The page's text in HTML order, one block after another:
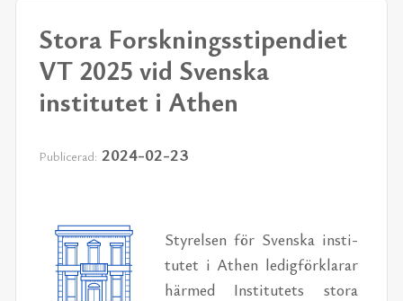
Stora Forskningsstipendiet
VT 2025 vid Svenska
institutet i Athen
Publicerad: 2024-02-23
Sty­rel­sen för Svens­ka in­sti­
tu­tet i Athen le­dig­för­kla­rar
här­med In­sti­tu­tets sto­ra